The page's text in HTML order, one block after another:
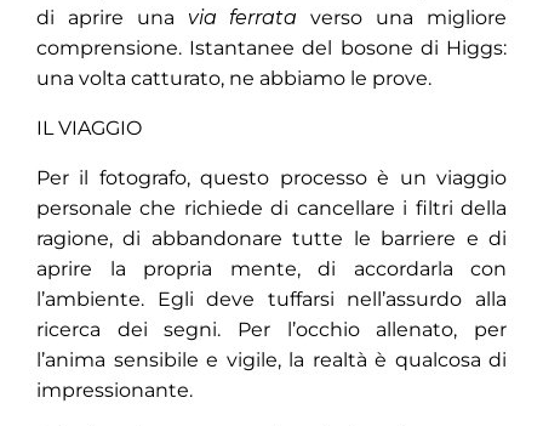
di aprire una via ferrata verso una migliore
comprensione. Istantanee del bosone di Higgs:
una volta catturato, ne abbiamo le prove.
IL VIAGGIO
Per il fotografo, questo processo è un viaggio
personale che richiede di cancellare i filtri della
ragione, di abbandonare tutte le barriere e di
aprire la propria mente, di accordarla con
l’ambiente. Egli deve tuffarsi nell’assurdo alla
ricerca dei segni. Per l’occhio allenato, per
l’anima sensibile e vigile, la realtà è qualcosa di
impressionante.